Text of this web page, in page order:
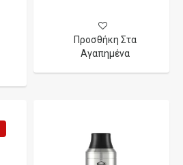
Προσθήκη Στα
Αγαπημένα